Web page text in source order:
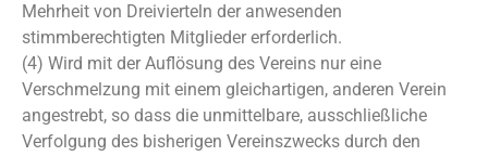
Mehrheit von Dreivierteln der anwesenden
stimmberechtigten Mitglieder erforderlich.
(4) Wird mit der Auflösung des Vereins nur eine
Verschmelzung mit einem gleichartigen, anderen Verein
angestrebt, so dass die unmittelbare, ausschließliche
Verfolgung des bisherigen Vereinszwecks durch den